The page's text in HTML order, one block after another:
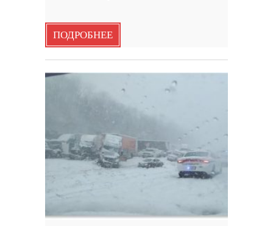
ПОДРОБНЕЕ